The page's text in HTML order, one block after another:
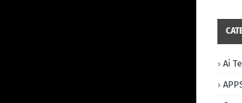
Ai